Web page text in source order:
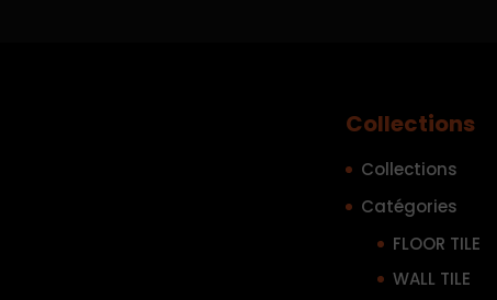
Collections
Collections
Catégories
FLOOR TILE
WALL TILE